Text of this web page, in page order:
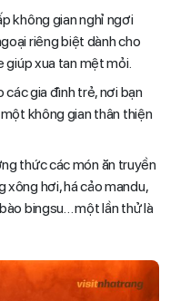
không gian nghỉ ngơi
riêng biệt dành cho
giúp xua tan mệt mỏi.
các gia đình trẻ, nơi bạn
không gian thân thiện
thức các món ăn truyền
xông hơi, há cảo mandu,
bingsu… một lần thử là